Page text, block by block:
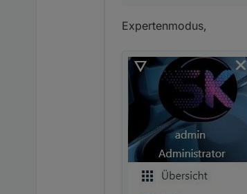
Expertenmodus,